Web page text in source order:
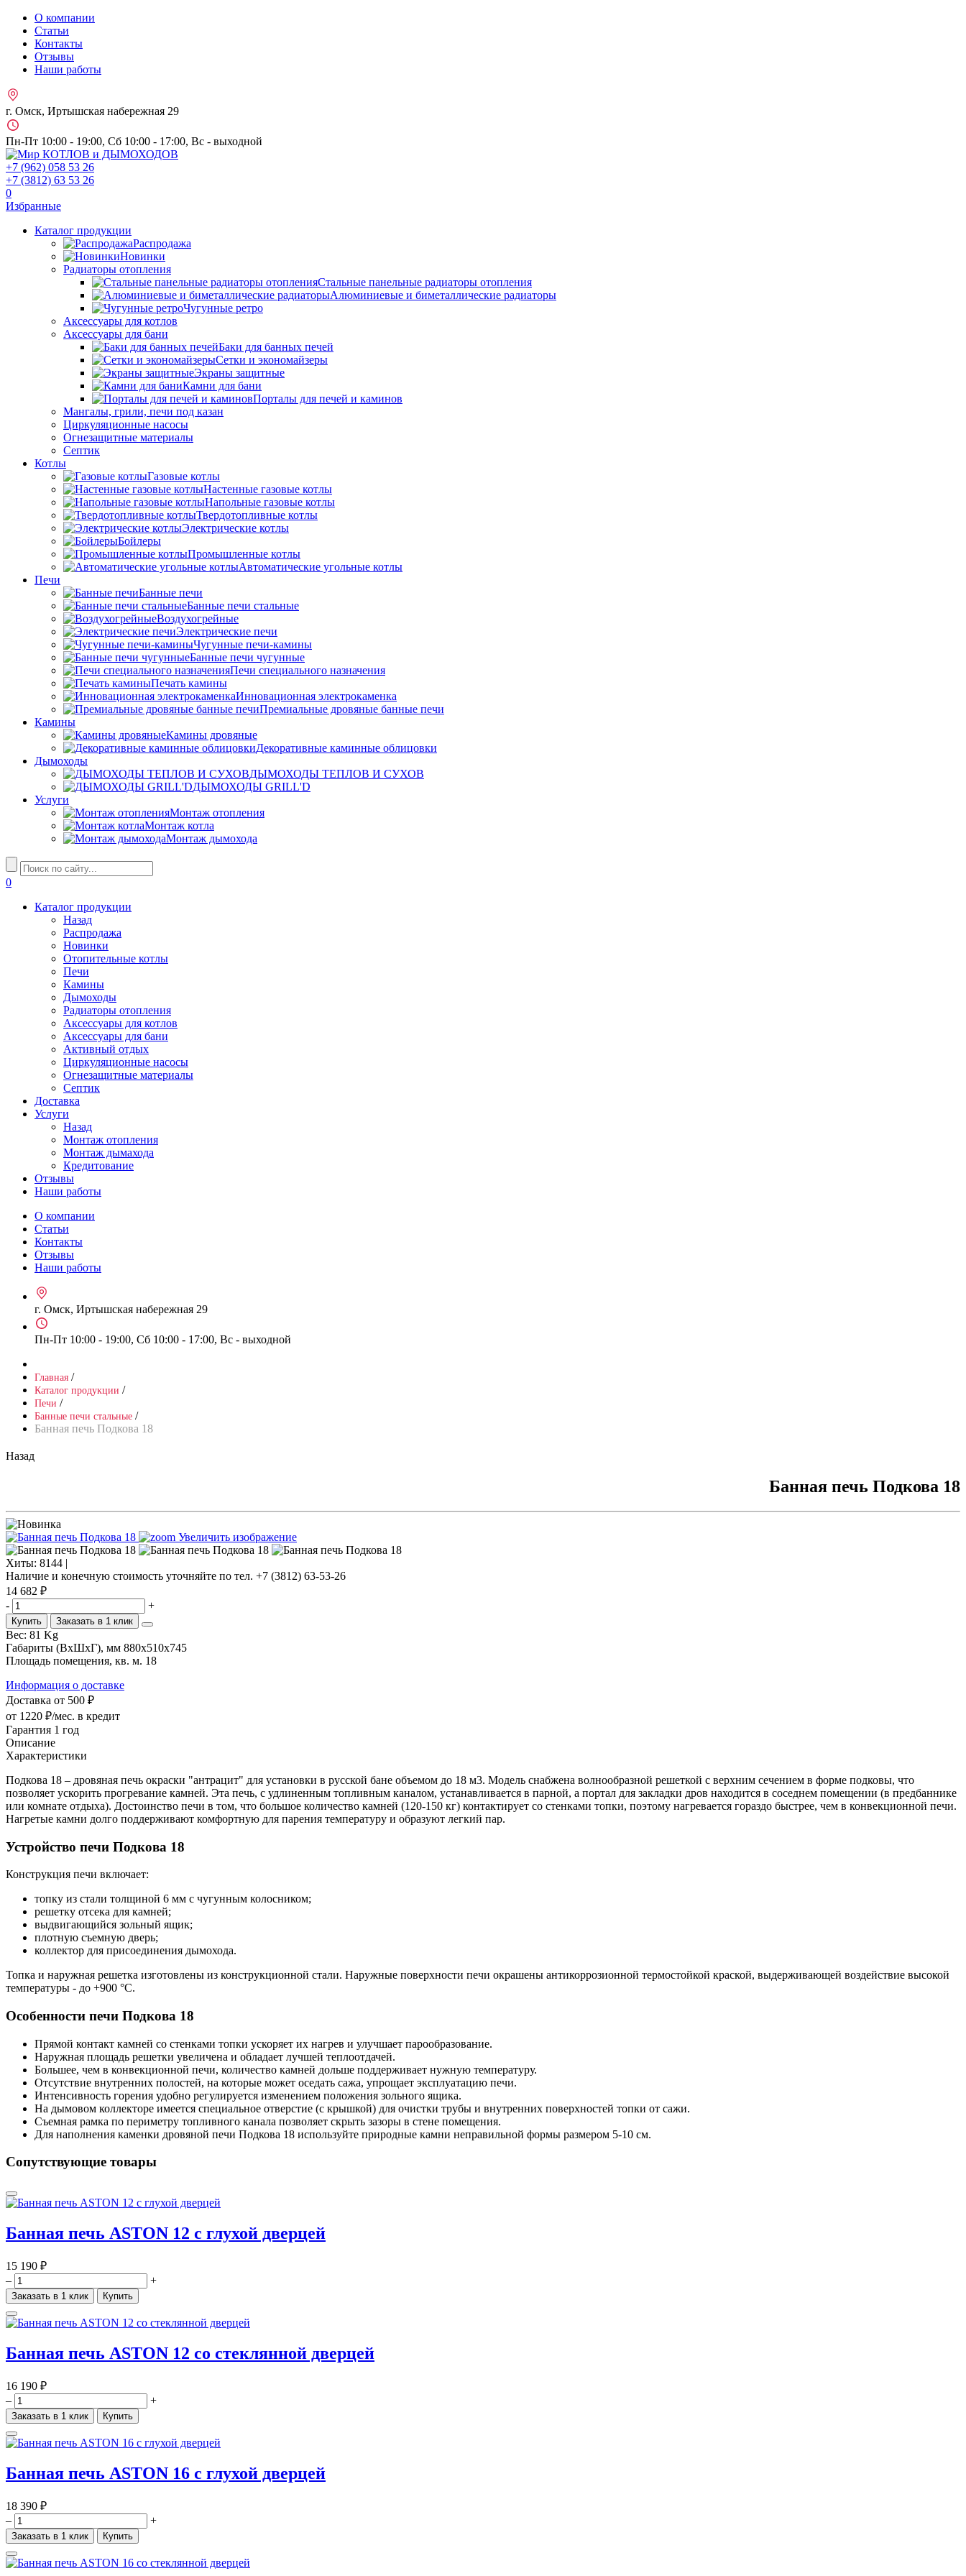
О компании
Статьи
Контакты
Отзывы
Наши работы
г. Омск, Иртышская набережная 29
Пн-Пт 10:00 - 19:00, Сб 10:00 - 17:00, Вс - выходной
+7 (962) 058 53 26
+7 (3812) 63 53 26
0
Избранные
Каталог продукции
Распродажа
Новинки
Радиаторы отопления
Стальные панельные радиаторы отопления
Алюминиевые и биметаллические радиаторы
Чугунные ретро
Аксессуары для котлов
Аксессуары для бани
Баки для банных печей
Сетки и экономайзеры
Экраны защитные
Камни для бани
Порталы для печей и каминов
Мангалы, грили, печи под казан
Циркуляционные насосы
Огнезащитные материалы
Септик
Котлы
Газовые котлы
Настенные газовые котлы
Напольные газовые котлы
Твердотопливные котлы
Электрические котлы
Бойлеры
Промышленные котлы
Автоматические угольные котлы
Печи
Банные печи
Банные печи стальные
Воздухогрейные
Электрические печи
Чугунные печи-камины
Банные печи чугунные
Печи специального назначения
Печать камины
Инновационная электрокаменка
Премиальные дровяные банные печи
Камины
Камины дровяные
Декоративные каминные облицовки
Дымоходы
ДЫМОХОДЫ ТЕПЛОВ И СУХОВ
ДЫМОХОДЫ GRILL'D
Услуги
Монтаж отопления
Монтаж котла
Монтаж дымохода
0
Каталог продукции
Назад
Распродажа
Новинки
Отопительные котлы
Печи
Камины
Дымоходы
Радиаторы отопления
Аксессуары для котлов
Аксессуары для бани
Активный отдых
Циркуляционные насосы
Огнезащитные материалы
Септик
Доставка
Услуги
Назад
Монтаж отопления
Монтаж дымахода
Кредитование
Отзывы
Наши работы
О компании
Статьи
Контакты
Отзывы
Наши работы
г. Омск, Иртышская набережная 29
Пн-Пт 10:00 - 19:00, Сб 10:00 - 17:00, Вс - выходной
Главная /
Каталог продукции /
Печи /
Банные печи стальные /
Банная печь Подкова 18
Назад
Банная печь Подкова 18
Увеличить изображение
Хиты: 8144 |
Наличие и конечную стоимость уточняйте по тел. +7 (3812) 63-53-26
14 682 ₽
-
+
Купить Заказать в 1 клик
Вес: 81 Kg
Габариты (ВхШхГ), мм 880x510x745
Площадь помещения, кв. м. 18
Информация о доставке
Доставка от 500 ₽
от 1220 ₽/мес. в кредит
Гарантия 1 год
Описание
Характеристики
Подкова 18 – дровяная печь окраски "антрацит" для установки в русской бане объемом до 18 м3. Модель снабжена волнообразной решеткой с верхним сечением в форме подковы, что
позволяет ускорить прогревание камней. Эта печь, с удлиненным топливным каналом, устанавливается в парной, а портал для закладки дров находится в соседнем помещении (в предбаннике
или комнате отдыха). Достоинство печи в том, что большое количество камней (120-150 кг) контактирует со стенками топки, поэтому нагревается гораздо быстрее, чем в конвекционной печи.
Нагретые камни долго поддерживают комфортную для парения температуру и образуют легкий пар.
Устройство печи Подкова 18
Конструкция печи включает:
топку из стали толщиной 6 мм с чугунным колосником;
решетку отсека для камней;
выдвигающийся зольный ящик;
плотную съемную дверь;
коллектор для присоединения дымохода.
Топка и наружная решетка изготовлены из конструкционной стали. Наружные поверхности печи окрашены антикоррозионной термостойкой краской, выдерживающей воздействие высокой
температуры - до +900 °С.
Особенности печи Подкова 18
Прямой контакт камней со стенками топки ускоряет их нагрев и улучшает парообразование.
Наружная площадь решетки увеличена и обладает лучшей теплоотдачей.
Большее, чем в конвекционной печи, количество камней дольше поддерживает нужную температуру.
Отсутствие внутренних полостей, на которые может оседать сажа, упрощает эксплуатацию печи.
Интенсивность горения удобно регулируется изменением положения зольного ящика.
На дымовом коллекторе имеется специальное отверстие (с крышкой) для очистки трубы и внутренних поверхностей топки от сажи.
Съемная рамка по периметру топливного канала позволяет скрыть зазоры в стене помещения.
Для наполнения каменки дровяной печи Подкова 18 используйте природные камни неправильной формы размером 5-10 см.
Сопутствующие товары
Банная печь ASTON 12 с глухой дверцей
15 190 ₽
–
+
Заказать в 1 клик Купить
Банная печь ASTON 12 со стеклянной дверцей
16 190 ₽
–
+
Заказать в 1 клик Купить
Банная печь ASTON 16 с глухой дверцей
18 390 ₽
–
+
Заказать в 1 клик Купить